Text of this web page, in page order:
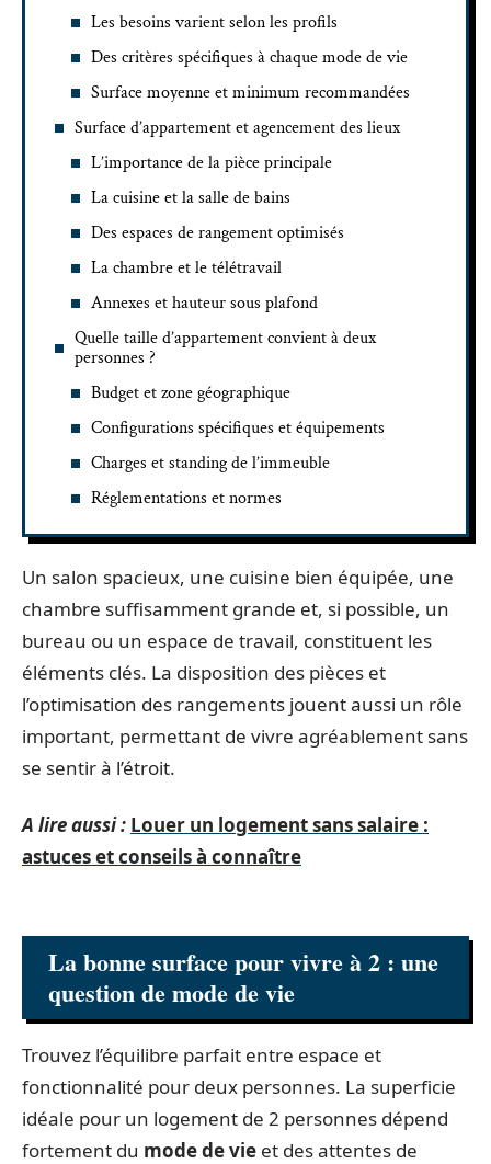
Les besoins varient selon les profils
Des critères spécifiques à chaque mode de vie
Surface moyenne et minimum recommandées
Surface d’appartement et agencement des lieux
L’importance de la pièce principale
La cuisine et la salle de bains
Des espaces de rangement optimisés
La chambre et le télétravail
Annexes et hauteur sous plafond
Quelle taille d’appartement convient à deux
personnes ?
Budget et zone géographique
Configurations spécifiques et équipements
Charges et standing de l’immeuble
Réglementations et normes
Un salon spacieux, une cuisine bien équipée, une
chambre suffisamment grande et, si possible, un
bureau ou un espace de travail, constituent les
éléments clés. La disposition des pièces et
l’optimisation des rangements jouent aussi un rôle
important, permettant de vivre agréablement sans
se sentir à l’étroit.
A lire aussi : Louer un logement sans salaire :
astuces et conseils à connaître
La bonne surface pour vivre à 2 : une
question de mode de vie
Trouvez l’équilibre parfait entre espace et
fonctionnalité pour deux personnes. La superficie
idéale pour un logement de 2 personnes dépend
fortement du mode de vie et des attentes de